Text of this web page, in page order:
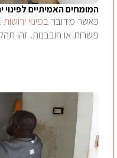
המומחים האמיתיים לפינוי
כאשר מדובר בפינוי ירושות
פשרות או חובבנות. זהו